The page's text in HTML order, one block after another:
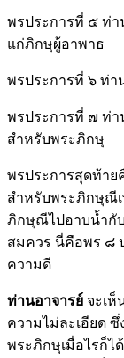
พรประการที่ ๕ ท่า
แก่ภิกษุผู้อาพาธ
พรประการที่ ๖ ท่า
พรประการที่ ๗ ท่
สำหรับพระภิกษุ
พรประการสุดท้าย
สำหรับพระภิกษุณีเ
ภิกษุณีไปอาบน้ำกั
สมควร นี่คือพร ๘
ความดี
ท่านอาจารย์ จะเห็
ความไม่ละเอียด
พระภิกษุเมื่อไรก็ไ